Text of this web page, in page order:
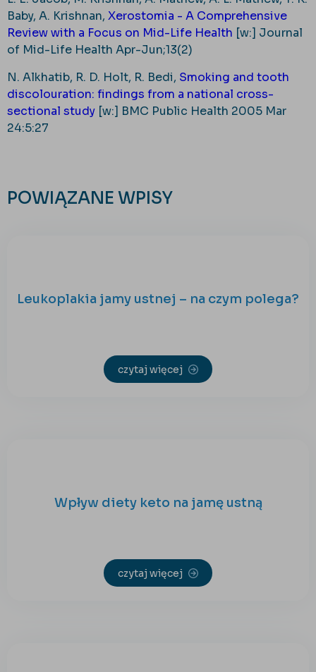
Baby, A. Krishnan, Xerostomia - A Comprehensive
Review with a Focus on Mid-Life Health [w:] Journal
of Mid-Life Health Apr-Jun;13(2)
N. Alkhatib, R. D. Holt, R. Bedi, Smoking and tooth
discolouration: findings from a national cross-
sectional study [w:] BMC Public Health 2005 Mar
24:5:27
POWIĄZANE WPISY
Leukoplakia jamy ustnej – na czym polega?
czytaj więcej
Wpływ diety keto na jamę ustną
czytaj więcej